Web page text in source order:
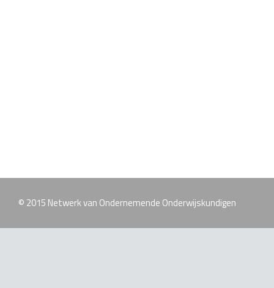
© 2015 Netwerk van Ondernemende Onderwijskundigen